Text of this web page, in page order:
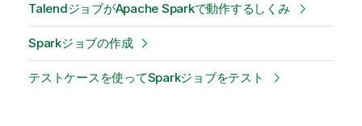
TalendジョブがApache Sparkで動作するしくみ
Sparkジョブの作成
テストケースを使ってSparkジョブをテスト